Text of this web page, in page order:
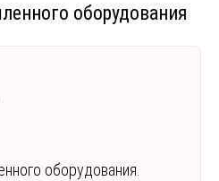
оборудования
оборудования.